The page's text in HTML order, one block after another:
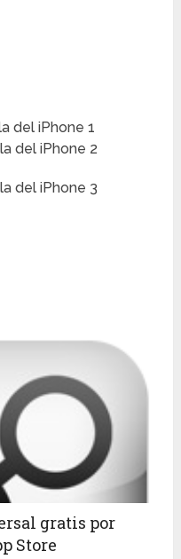
gratis por
Store